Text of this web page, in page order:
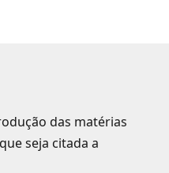
das matérias
seja citada a